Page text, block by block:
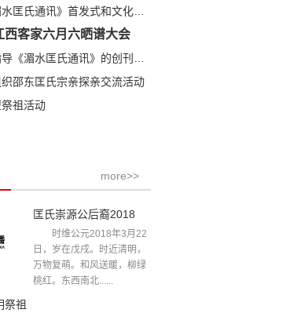
西客家六月六晒谱大会
邵东匡氏宗亲探亲交流活动
祖活动
more>>
匡氏崇源公后裔2018年清明祭祖文
时维公元2018年3月22
日，岁在戊戌。时近清明，
万物复萌。和风送暖，柳绿
桃红。东西南北......
祭祖